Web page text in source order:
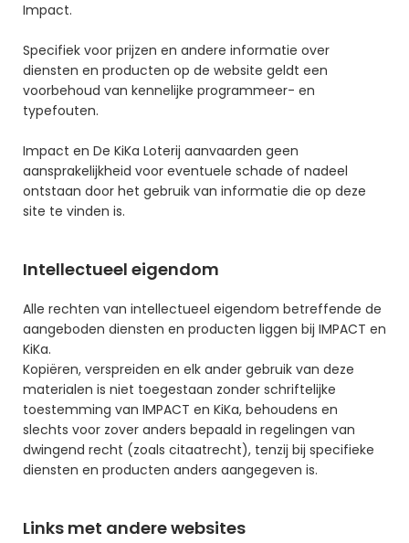
Impact.
Specifiek voor prijzen en andere informatie over
diensten en producten op de website geldt een
voorbehoud van kennelijke programmeer- en
typefouten.
Impact en De KiKa Loterij aanvaarden geen
aansprakelijkheid voor eventuele schade of nadeel
ontstaan door het gebruik van informatie die op deze
site te vinden is.
Intellectueel eigendom
Alle rechten van intellectueel eigendom betreffende de
aangeboden diensten en producten liggen bij IMPACT en
KiKa.
Kopiëren, verspreiden en elk ander gebruik van deze
materialen is niet toegestaan zonder schriftelijke
toestemming van IMPACT en KiKa, behoudens en
slechts voor zover anders bepaald in regelingen van
dwingend recht (zoals citaatrecht), tenzij bij specifieke
diensten en producten anders aangegeven is.
Links met andere websites